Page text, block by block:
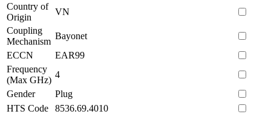
Country of
Origin
VN
Coupling
Mechanism
Bayonet
ECCN
EAR99
Frequency
(Max GHz)
4
Gender
Plug
HTS Code
8536.69.4010